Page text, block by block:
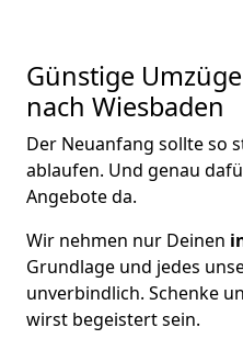
Günstige
nach Wiesbaden
Der Neuanfang sollte so
ablaufen. Und genau
Angebote da.
Wir nehmen nur Deinen
Grundlage und jedes
unverbindlich. Schenke
wirst begeistert sein.